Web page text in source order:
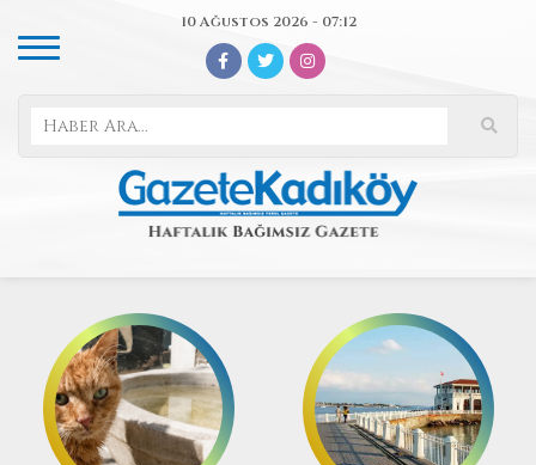
10 Ağustos 2026 - 07:12